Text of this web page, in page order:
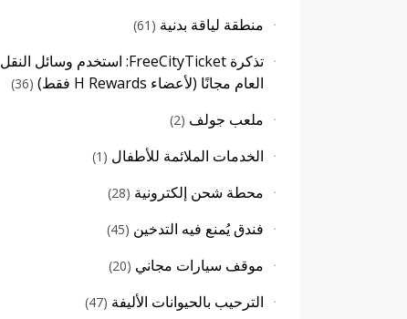
منطقة لياقة بدنية (
61
)
تذكرة FreeCityTicket: استخدم وسائل النقل
العام مجانًا (لأعضاء H Rewards فقط)
(
36
)
ملعب جولف (
2
)
الخدمات الملائمة للأطفال (
1
)
محطة شحن إلكترونية (
28
)
فندق يُمنع فيه التدخين (
45
)
موقف سيارات مجاني (
20
)
الترحيب بالحيوانات الأليفة (
47
)